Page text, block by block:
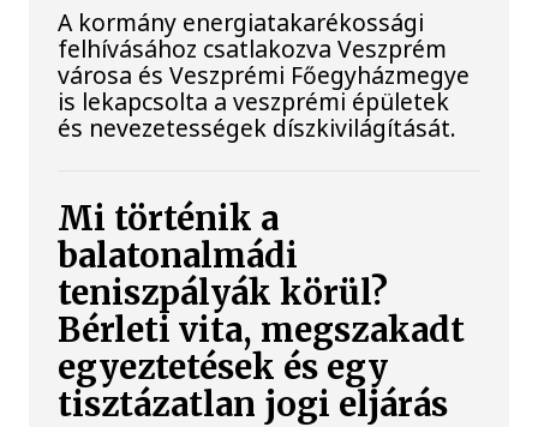
A kormány energiatakarékossági
felhívásához csatlakozva Veszprém
városa és Veszprémi Főegyházmegye
is lekapcsolta a veszprémi épületek
és nevezetességek díszkivilágítását.
Mi történik a
balatonalmádi
teniszpályák körül?
Bérleti vita, megszakadt
egyeztetések és egy
tisztázatlan jogi eljárás